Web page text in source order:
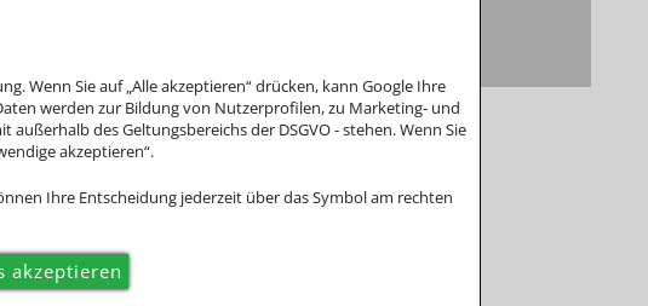
teil.
Wenn Sie auf „Alle akzeptieren“ drücken, kann Google Ihre
werden zur Bildung von Nutzerprofilen, zu Marketing- und
des Geltungsbereichs der DSGVO - stehen. Wenn Sie
akzeptieren“.
Ihre Entscheidung jederzeit über das Symbol am rechten